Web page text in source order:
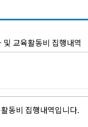
교육활동비 집행내역
동비 집행내역입니다.